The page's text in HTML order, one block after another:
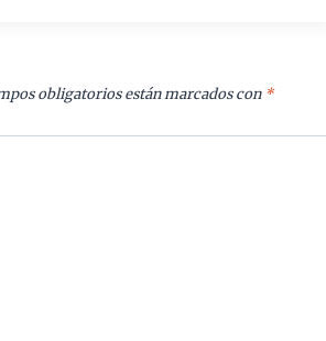
obligatorios están marcados con *